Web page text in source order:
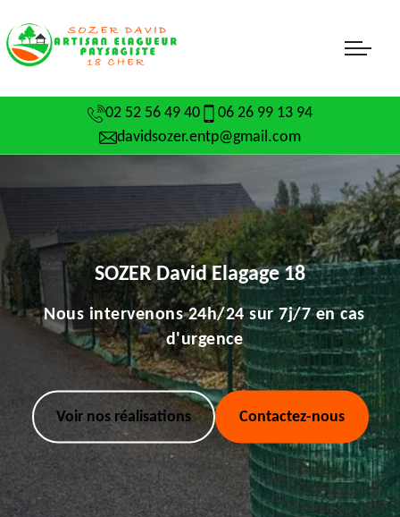
02 52 56 49 40
06 26 99 13 94
davidsozer.entp@gmail.com
SOZER David Elagage 18
Nous intervenons 24h/24 sur 7j/7 en cas
d'urgence
Voir nos réalisations Contactez-nous